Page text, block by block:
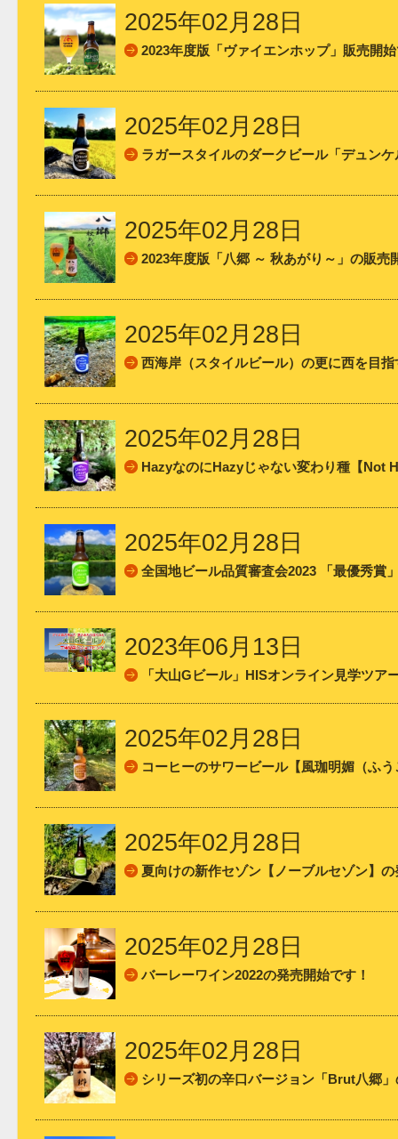
2025年02月28日
2023年度版「ヴァイエンホップ」販売開
2025年02月28日
ラガースタイルのダークビール「デュン
2025年02月28日
2023年度版「八郷 ～ 秋あがり～」の販売
2025年02月28日
西海岸（スタイルビール）の更に西を目
2025年02月28日
HazyなのにHazyじゃない変わり種【Not
2025年02月28日
全国地ビール品質審査会2023 「最優秀賞
2023年06月13日
「大山Gビール」HISオンライン見学ツア
2025年02月28日
コーヒーのサワービール【風珈明媚（ふ
2025年02月28日
夏向けの新作セゾン【ノーブルセゾン】
2025年02月28日
バーレーワイン2022の発売開始です！
2025年02月28日
シリーズ初の辛口バージョン「Brut八郷